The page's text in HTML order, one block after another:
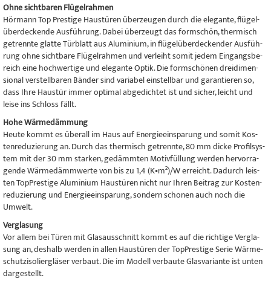
Ohne sicht­ba­ren Flügelrahmen
Hör­mann Top Pres­tige Haus­tü­ren über­zeu­gen durch die ele­gante, flü­ge­l­
über­de­ckende Aus­füh­rung. Dabei über­zeugt das form­schön, ther­misch
getrennte glatte Tür­blatt aus Alu­mi­nium, in flü­ge­l­über­de­cken­der Aus­füh­
rung ohne sicht­bare Flü­gel­rah­men und ver­leiht somit jedem Ein­gangs­be­
reich eine hoch­wer­tige und ele­gante Optik. Die form­schö­nen drei­di­men­
sio­nal ver­stell­ba­ren Bän­der sind varia­bel ein­stell­bar und garan­tie­ren so,
dass Ihre Haus­tür immer opti­mal abge­dich­tet ist und sicher, leicht und
leise ins Schloss fällt.
Hohe Wär­me­däm­mung
Heute kommt es über­all im Haus auf Ener­gie­ein­spa­rung und somit Kos­
ten­re­du­zie­rung an. Durch das ther­misch getrennte, 80 mm dicke Pro­fil­sys­
tem mit der 30 mm star­ken, gedämm­ten Motiv­fül­lung wer­den her­vor­ra­
gende Wär­me­dämm­werte von bis zu 1,4 (K•m²)/W erreicht. Dadurch leis­
ten Top­P­res­tige Alu­mi­nium Haus­tü­ren nicht nur Ihren Bei­trag zur Kos­ten­
re­du­zie­rung und Ener­gie­ein­spa­rung, son­dern scho­nen auch noch die
Umwelt.
Ver­gla­sung
Vor allem bei Türen mit Glas­aus­schnitt kommt es auf die rich­tige Ver­gla­
sung an, des­halb wer­den in allen Haus­tü­ren der Top­P­res­tige Serie Wär­me­
schut­z­i­so­lier­glä­ser ver­baut. Die im Modell ver­baute Glas­va­ri­ante ist unten
dargestellt.